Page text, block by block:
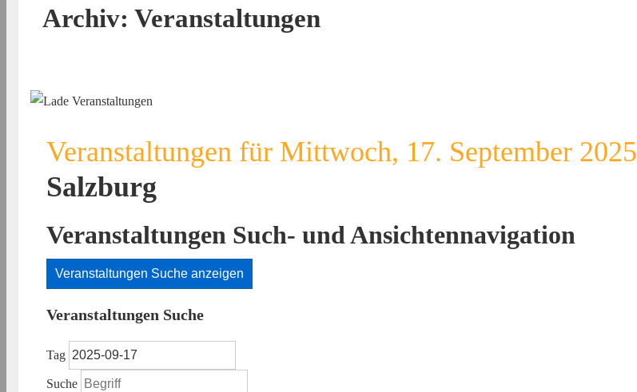
Archiv: Veranstaltungen
Veranstaltungen für Mittwoch, 17. September 2025
Salzburg
Veranstaltungen Such- und Ansichtennavigation
Veranstaltungen Suche anzeigen
Veranstaltungen Suche
Tag
Suche